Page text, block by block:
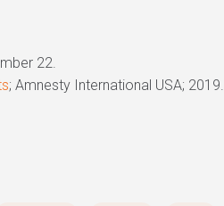
22.
; Amnesty International USA; 2019.